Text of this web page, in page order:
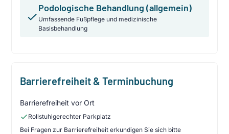
Podologische Behandlung (allgemein)
Umfassende Fußpflege und medizinische
Basisbehandlung
Barrierefreiheit & Terminbuchung
Barrierefreiheit vor Ort
Rollstuhlgerechter Parkplatz
Bei Fragen zur Barrierefreiheit erkundigen Sie sich bitte